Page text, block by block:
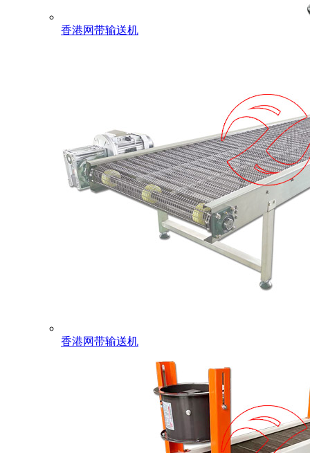
香港网带输送机
香港网带输送机